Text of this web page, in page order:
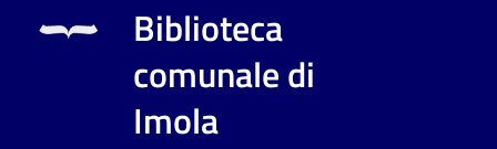
Biblioteca
comunale di
Imola